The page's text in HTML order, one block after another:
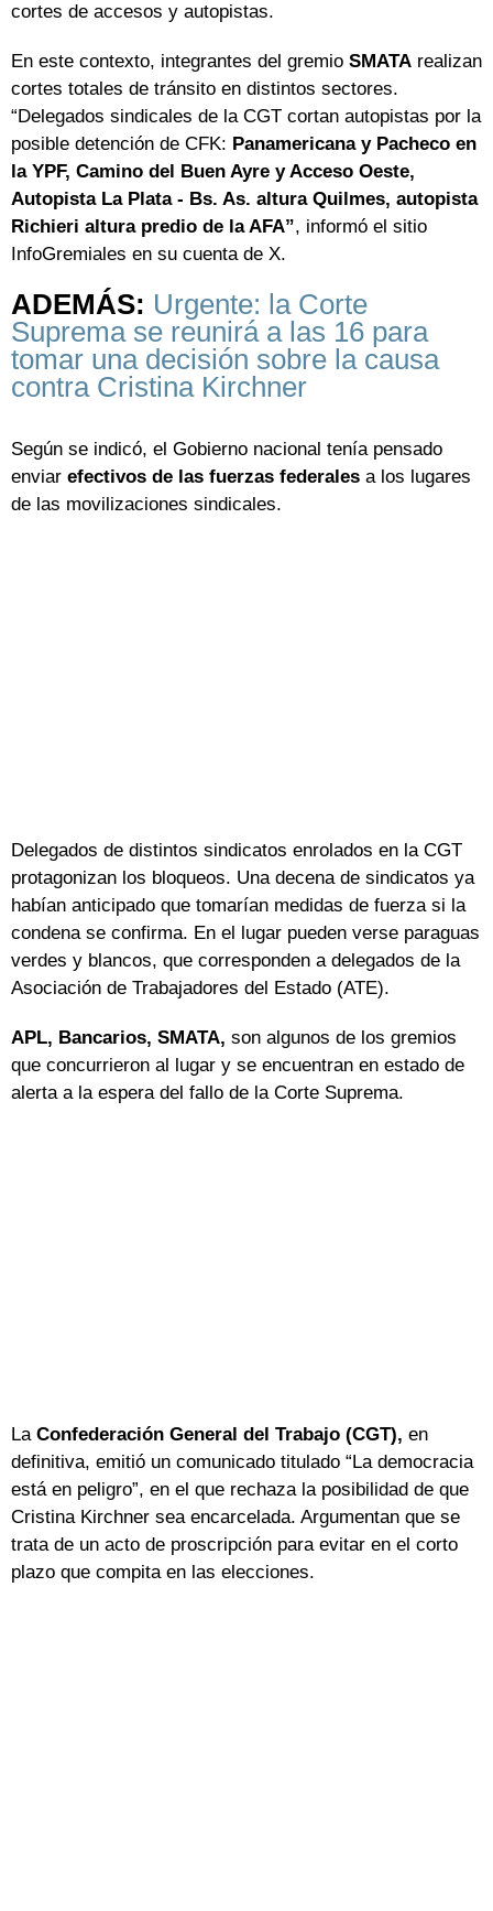
cortes de accesos y autopistas.
En este contexto, integrantes del gremio SMATA realizan
cortes totales de tránsito en distintos sectores.
“Delegados sindicales de la CGT cortan autopistas por la
posible detención de CFK: Panamericana y Pacheco en
la YPF, Camino del Buen Ayre y Acceso Oeste,
Autopista La Plata - Bs. As. altura Quilmes, autopista
Richieri altura predio de la AFA”, informó el sitio
InfoGremiales en su cuenta de X.
ADEMÁS: Urgente: la Corte
Suprema se reunirá a las 16 para
tomar una decisión sobre la causa
contra Cristina Kirchner
Según se indicó, el Gobierno nacional tenía pensado
enviar efectivos de las fuerzas federales a los lugares
de las movilizaciones sindicales.
Delegados de distintos sindicatos enrolados en la CGT
protagonizan los bloqueos. Una decena de sindicatos ya
habían anticipado que tomarían medidas de fuerza si la
condena se confirma. En el lugar pueden verse paraguas
verdes y blancos, que corresponden a delegados de la
Asociación de Trabajadores del Estado (ATE).
APL, Bancarios, SMATA, son algunos de los gremios
que concurrieron al lugar y se encuentran en estado de
alerta a la espera del fallo de la Corte Suprema.
La Confederación General del Trabajo (CGT), en
definitiva, emitió un comunicado titulado “La democracia
está en peligro”, en el que rechaza la posibilidad de que
Cristina Kirchner sea encarcelada. Argumentan que se
trata de un acto de proscripción para evitar en el corto
plazo que compita en las elecciones.